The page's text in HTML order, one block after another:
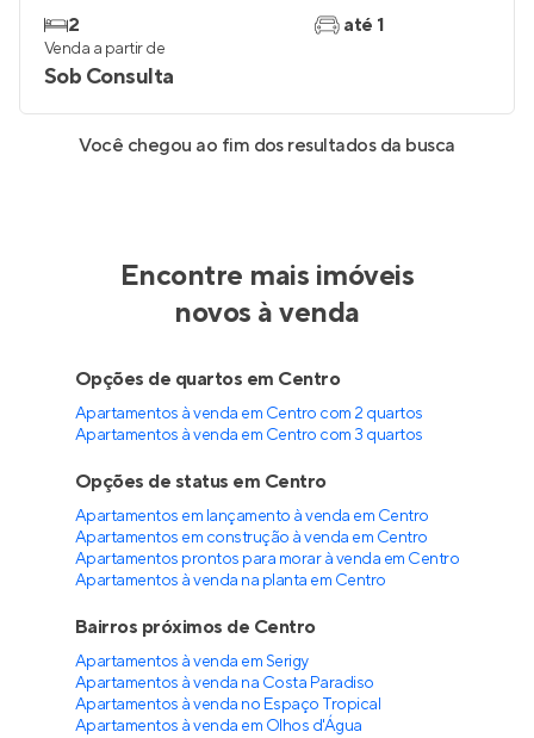
2
até 1
Venda a partir de
Sob Consulta
Você chegou ao fim dos resultados da busca
Encontre mais imóveis
novos à venda
Opções de quartos em Centro
Apartamentos à venda em Centro com 2 quartos
Apartamentos à venda em Centro com 3 quartos
Opções de status em Centro
Apartamentos em lançamento à venda em Centro
Apartamentos em construção à venda em Centro
Apartamentos prontos para morar à venda em Centro
Apartamentos à venda na planta em Centro
Bairros próximos de Centro
Apartamentos à venda em Serigy
Apartamentos à venda na Costa Paradiso
Apartamentos à venda no Espaço Tropical
Apartamentos à venda em Olhos d'Água